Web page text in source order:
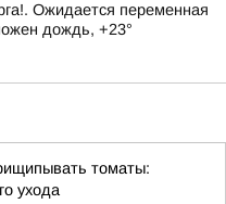
Ожидается переменная
дождь, +23°
томаты:
ухода